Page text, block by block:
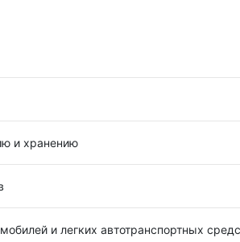
и хранению
и легких автотранспортных